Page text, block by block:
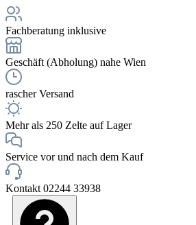
Fachberatung inklusive
Geschäft (Abholung) nahe Wien
rascher Versand
Mehr als 250 Zelte auf Lager
Service vor und nach dem Kauf
Kontakt 02244 33938